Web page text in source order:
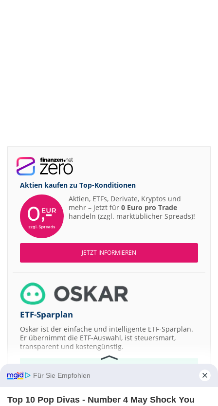
Aktien kaufen zu Top-Konditionen
Aktien, ETFs, Derivate, Kryptos und
mehr – jetzt für 0 Euro pro Trade
handeln (zzgl. marktüblicher Spreads)!
JETZT INFORMIEREN
ETF-Sparplan
Oskar ist der einfache und intelligente ETF-Sparplan.
Er übernimmt die ETF-Auswahl, ist steuersmart,
transparent und kostengünstig.
Für Sie Empfohlen
Top 10 Pop Divas - Number 4 May Shock You